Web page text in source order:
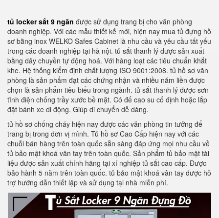
tủ locker sắt 9 ngăn được sử dụng trang bị cho văn phòng
doanh nghiệp. Với các mẫu thiết kế mới, hiện nay mua tủ đựng hồ
sơ bằng inox WELKO Safes Cabinet là nhu cầu và yêu cầu tất yếu
trong các doanh nghiệp tại hà nội. tủ sắt thanh lý được sản xuất
bằng dây chuyền tự động hoá. Với hàng loạt các tiêu chuẩn khắt
khe. Hệ thống kiểm định chất lượng ISO 9001:2008. tủ hồ sơ văn
phòng là sản phẩm đạt các chứng nhận và nhiều năm liền được
chọn là sản phẩm tiêu biểu trong ngành. tủ sắt thanh lý được sơn
tĩnh điện chống trầy xước bề mặt. Có đế cao su cố định hoặc lắp
đặt bánh xe di động. Giúp di chuyển dễ dàng.
tủ hồ sơ chống cháy hiện nay được các văn phòng tin tưởng để
trang bị trong đơn vị mình. Tủ hồ sơ Cao Cấp hiện nay với các
chuỗi bán hàng trên toàn quốc sẵn sàng đáp ứng mọi nhu cầu về
tủ bảo mật khoá vân tay trên toàn quốc. Sản phẩm tủ bảo mật tài
liệu được sản xuất chính hãng tại xí nghiệp tủ sắt cao cấp. Được
bảo hành 5 năm trên toàn quốc. tủ bảo mật khoá vân tay được hỗ
trợ hướng dẫn thiết lập và sử dụng tại nhà miễn phí.